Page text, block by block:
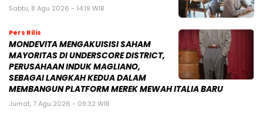
Sabtu, 8 Agu 2026 - 14:19 WIB
Pers Rilis
MONDEVITA MENGAKUISISI SAHAM
MAYORITAS DI UNDERSCORE DISTRICT,
PERUSAHAAN INDUK MAGLIANO,
SEBAGAI LANGKAH KEDUA DALAM
MEMBANGUN PLATFORM MEREK MEWAH ITALIA BARU
Jumat, 7 Agu 2026 - 09:32 WIB